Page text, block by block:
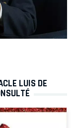
LUIS DE